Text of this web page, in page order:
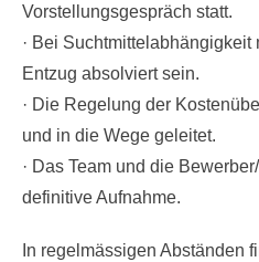
Vorstellungsgespräch statt.
· Bei
Entzug absolviert sein.
· Die Regelung der
und in die Wege geleitet.
· Das Team und die
definitive Aufnahme.
In regelmässigen Abständen